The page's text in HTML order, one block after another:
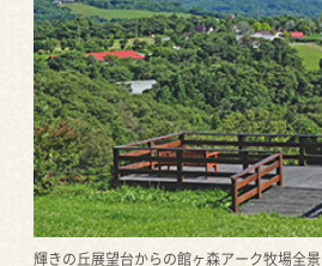
輝きの丘展望台からの館ヶ森アーク牧場全景